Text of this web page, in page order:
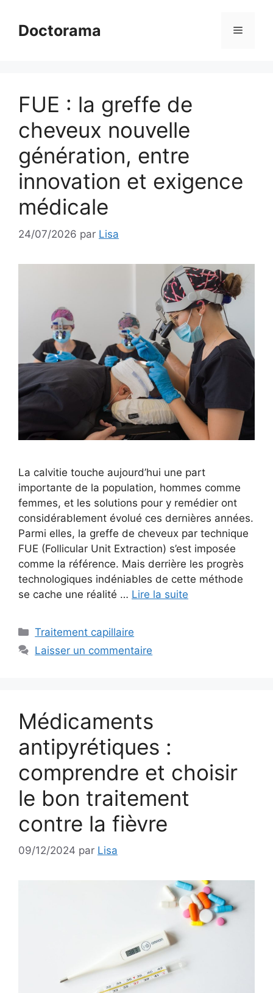
contenuDoctorama Menu
FUE : la greffe de
cheveux nouvelle
génération, entre
innovation et exigence
médicale
24/07/2026 par Lisa
La calvitie touche aujourd’hui une part
importante de la population, hommes comme
femmes, et les solutions pour y remédier ont
considérablement évolué ces dernières années.
Parmi elles, la greffe de cheveux par technique
FUE (Follicular Unit Extraction) s’est imposée
comme la référence. Mais derrière les progrès
technologiques indéniables de cette méthode
se cache une réalité … Lire la suite
Catégories
Traitement capillaire
Laisser un commentaire
Médicaments
antipyrétiques :
comprendre et choisir
le bon traitement
contre la fièvre
09/12/2024 par Lisa